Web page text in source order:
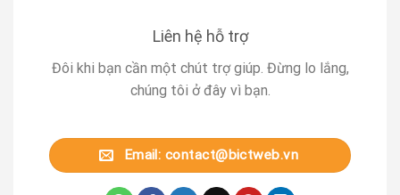
Liên hệ hỗ trợ
Đôi khi bạn cần một chút trợ giúp. Đừng lo lắng,
chúng tôi ở đây vì bạn.
Email: contact@bictweb.vn